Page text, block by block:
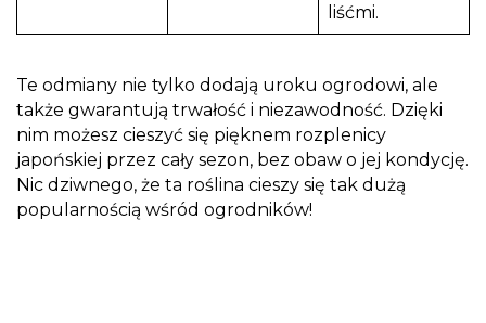
liśćmi.
Te odmiany nie tylko dodają uroku ogrodowi, ale
także gwarantują trwałość i niezawodność. Dzięki
nim możesz cieszyć się pięknem rozplenicy
japońskiej przez cały sezon, bez obaw o jej kondycję.
Nic dziwnego, że ta roślina cieszy się tak dużą
popularnością wśród ogrodników!